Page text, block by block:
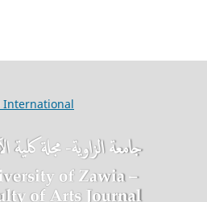
International